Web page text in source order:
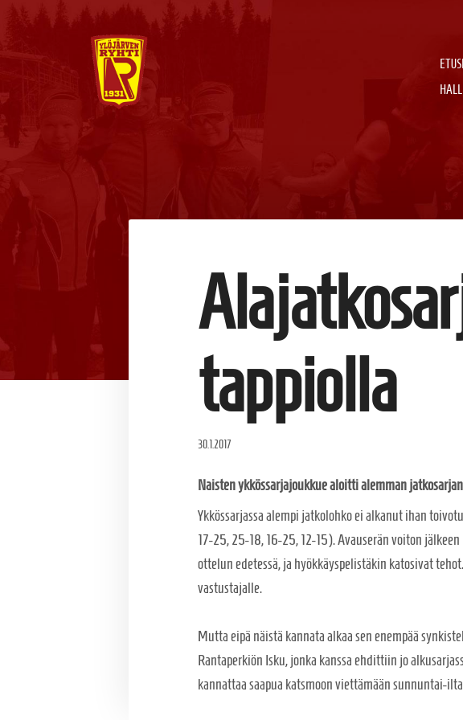
Siirry
Ylöjärven Ryhti
tappiolla
30.1.2017
Naisten ykkössarjajoukkue aloitti alemman
Ykkössarjassa alempi jatkolohko ei alkanut ihan
17-25, 25-18, 16-25, 12-15). Avauserän voiton
ottelun edetessä, ja hyökkäyspelistäkin katosivat
vastustajalle.
Mutta eipä näistä kannata alkaa sen enempää
Rantaperkiön Isku, jonka kanssa ehdittiin jo
kannattaa saapua katsmoon viettämään sunnuntai-